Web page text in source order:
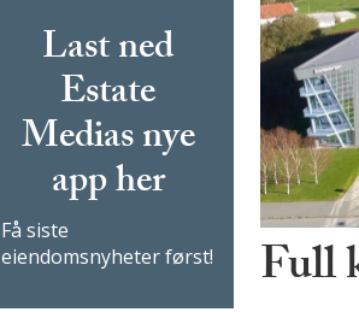
Last ned
Estate
Medias nye
app her
Få siste
eiendomsnyheter først!
Full